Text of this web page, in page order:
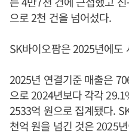
으로 2천 건을 넘어섰다.
SK바이오팜은 2025년에도
2025년 연결기준 매출은
으로 2024년보다 각각
2533억 원으로 집계됐다.
천억 원을 넘긴 것은 2025